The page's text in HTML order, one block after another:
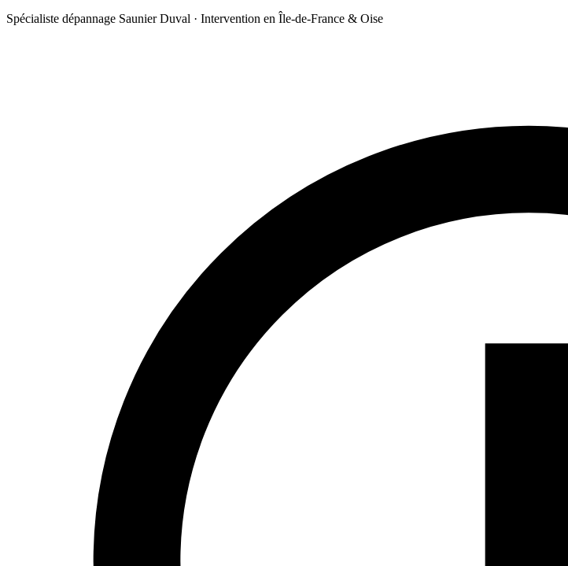
Spécialiste dépannage Saunier Duval · Intervention en Île-de-France & Oise